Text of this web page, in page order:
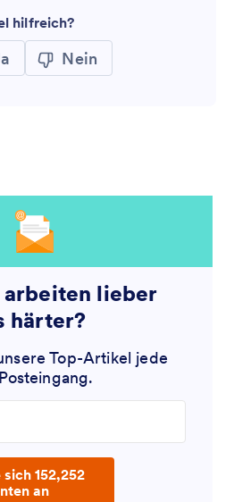
hilfreich?
Nein
arbeiten lieber
härter?
Top-Artikel jede
152,252
an